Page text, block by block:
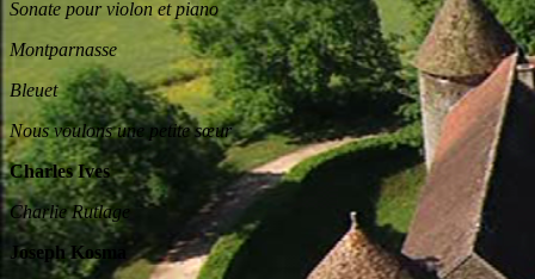
Sonate pour violon et piano
Montparnasse
Bleuet
Nous voulons une petite sœur
Charles Ives
Charlie Rutlage
Joseph Kosma